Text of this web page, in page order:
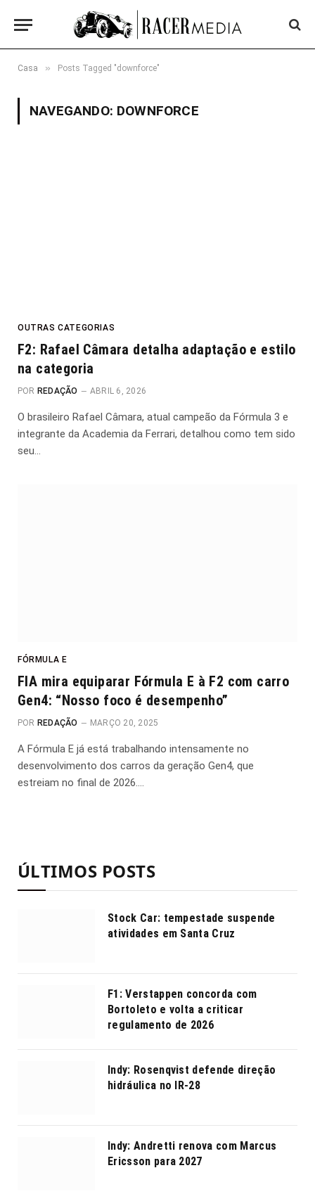
Casa » Posts Tagged "downforce"
NAVEGANDO: DOWNFORCE
OUTRAS CATEGORIAS
F2: Rafael Câmara detalha adaptação e estilo
na categoria
POR REDAÇÃO ABRIL 6, 2026
O brasileiro Rafael Câmara, atual campeão da Fórmula 3 e
integrante da Academia da Ferrari, detalhou como tem sido
seu…
FÓRMULA E
FIA mira equiparar Fórmula E à F2 com carro
Gen4: “Nosso foco é desempenho”
POR REDAÇÃO MARÇO 20, 2025
A Fórmula E já está trabalhando intensamente no
desenvolvimento dos carros da geração Gen4, que
estreiam no final de 2026.…
ÚLTIMOS POSTS
Stock Car: tempestade suspende
atividades em Santa Cruz
F1: Verstappen concorda com
Bortoleto e volta a criticar
regulamento de 2026
Indy: Rosenqvist defende direção
hidráulica no IR-28
Indy: Andretti renova com Marcus
Ericsson para 2027